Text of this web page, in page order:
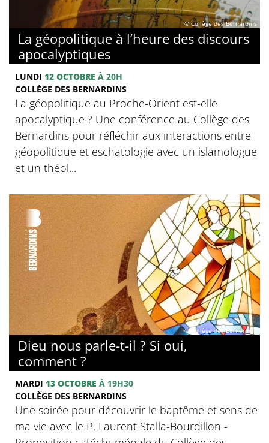
© Collège des Bernardins
La géopolitique à l’heure des discours
apocalyptiques
LUNDI 12 OCTOBRE À 20H
COLLÈGE DES BERNARDINS
La géopolitique au Proche-Orient est-elle
apocalyptique ? Une conférence au Collège des
Bernardins pour réfléchir aux interactions entre
géopolitique et eschatologie avec un islamologue
et un théol...
© Collège des Bernardins
Dieu nous parle-t-il ? Si oui,
comment ?
MARDI 13 OCTOBRE À 19H30
COLLÈGE DES BERNARDINS
Une soirée pour découvrir le baptême et sens de
ma vie avec le P. Laurent Stalla-Bourdillon -